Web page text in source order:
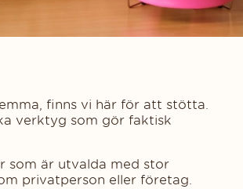
finns vi här för att stötta.
verktyg som gör faktisk
som är utvalda med stor
privatperson eller företag.